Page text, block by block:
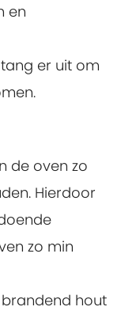
en
er uit om
de oven zo
Hierdoor
zo min
hout